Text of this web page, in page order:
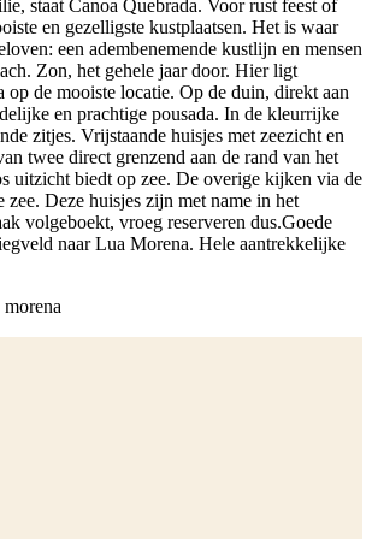
staat Canoa Quebrada. Voor rust feest of
en gezelligste kustplaatsen. Het is waar
een adembenemende kustlijn en mensen
Zon, het gehele jaar door. Hier ligt
op de mooiste locatie. Op de duin, direkt aan
en prachtige pousada. In de kleurrijke
zitjes. Vrijstaande huisjes met zeezicht en
twee direct grenzend aan de rand van het
uitzicht biedt op zee. De overige kijken via de
zee. Deze huisjes zijn met name in het
volgeboekt, vroeg reserveren dus.Goede
naar Lua Morena. Hele aantrekkelijke